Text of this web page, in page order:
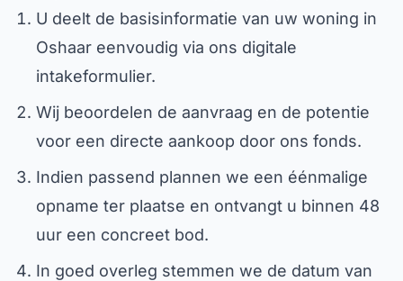
U deelt de basisinformatie van uw woning in
Oshaar eenvoudig via ons digitale
intakeformulier.
Wij beoordelen de aanvraag en de potentie
voor een directe aankoop door ons fonds.
Indien passend plannen we een éénmalige
opname ter plaatse en ontvangt u binnen 48
uur een concreet bod.
In goed overleg stemmen we de datum van